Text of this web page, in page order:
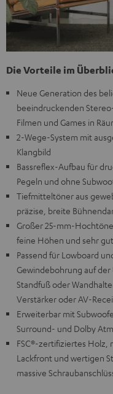
Die Vorteile im
Neue Generation des
beeindruckenden
Filmen und Games in
2-Wege-System mit
Klangbild
Bassreflex-Aufbau für
Pegeln und ohne
Tiefmitteltöner aus
präzise, breite
Großer 25-mm-
feine Höhen und sehr
Passend für Lowboard
Gewindebohrung auf
Standfuß oder
Verstärker oder AV-
Erweiterbar mit
Surround- und Dolby
FSC®-zertifiziertes Holz,
Lackfront und wertigen
massive